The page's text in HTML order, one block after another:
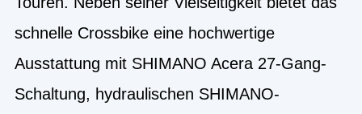
schnelle Crossbike eine hochwertige
Ausstattung mit SHIMANO Acera 27-Gang-
Schaltung, hydraulischen SHIMANO-